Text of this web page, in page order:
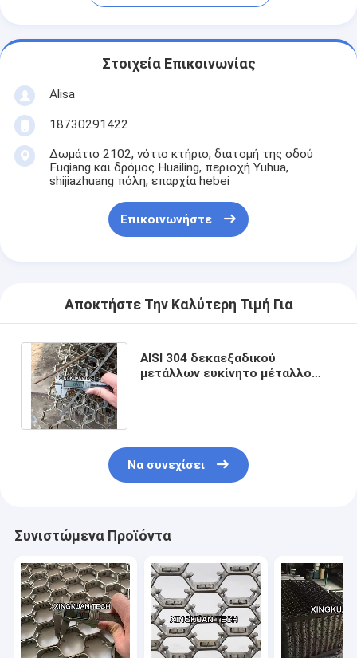
Στοιχεία Επικοινωνίας
Alisa
18730291422
Δωμάτιο 2102, νότιο κτήριο, διατομή της οδού
Fuqiang και δρόμος Huailing, περιοχή Yuhua,
shijiazhuang πόλη, επαρχία hebei
Επικοινωνήστε
Αποκτήστε Την Καλύτερη Τιμή Για
AISI 304 δεκαεξαδικού
μετάλλων ευκίνητο μέταλλο
Να συνεχίσει
Συνιστώμενα Προϊόντα